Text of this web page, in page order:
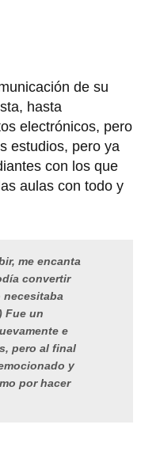
de su
hasta
electrónicos, pero
estudios, pero ya
con los que
aulas con todo y
me encanta
convertir
necesitaba
Fue un
e
pero al final
y
por hacer